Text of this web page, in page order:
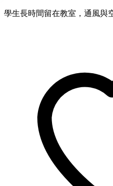
學生長時間留在教室，通風與